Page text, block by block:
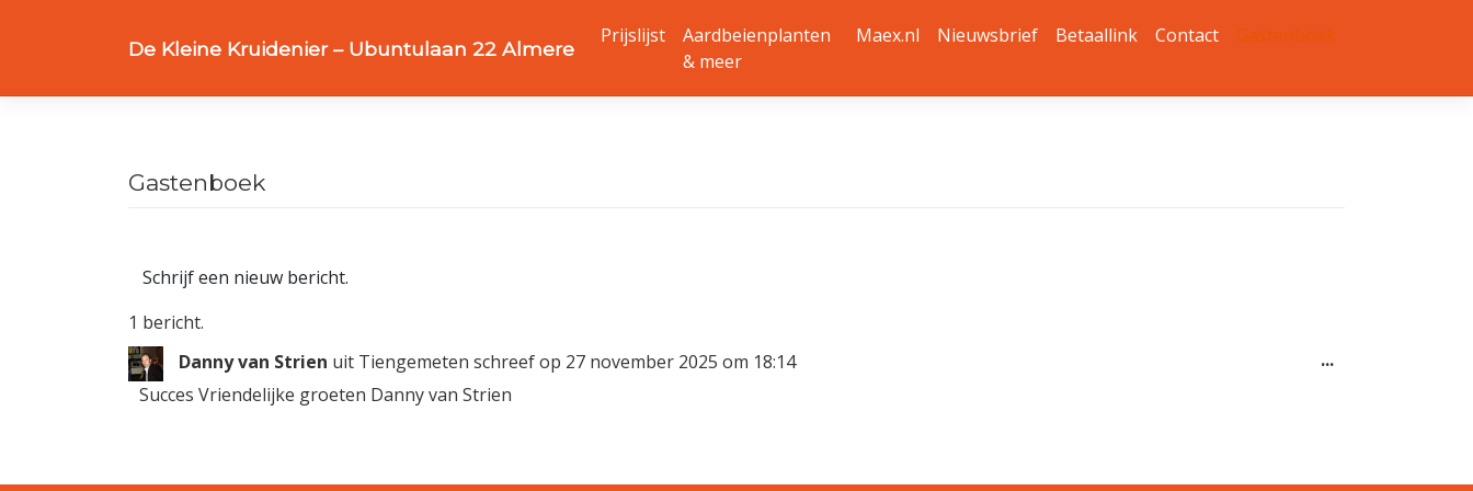
inhoud
De Kleine Kruidenier – Ubuntulaan 22 Almere
Prijslijst
Aardbeienplanten
& meer
Maex.nl Nieuwsbrief Betaallink Contact Gastenboek
Gastenboek
1 bericht.
Danny van Strien uit Tiengemeten schreef op 27 november 2025 om 18:14
Succes Vriendelijke groeten Danny van Strien
...Wissel